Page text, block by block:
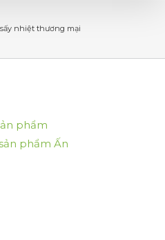
sấy nhiệt thương mại
phẩm
phẩm Ấn